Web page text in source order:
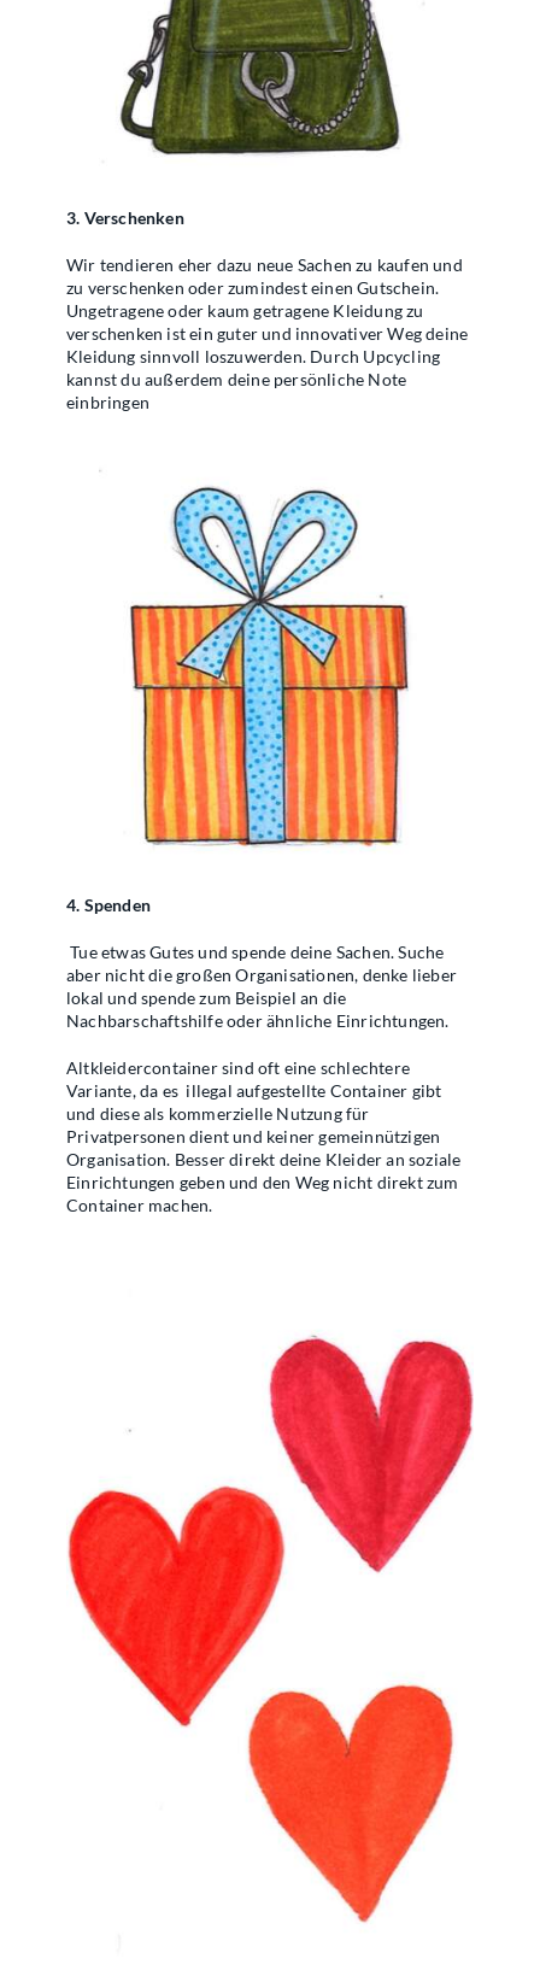
3. Verschenken
Wir tendieren eher dazu neue Sachen zu kaufen und
zu verschenken oder zumindest einen Gutschein.
Ungetragene oder kaum getragene Kleidung zu
verschenken ist ein guter und innovativer Weg deine
Kleidung sinnvoll loszuwerden. Durch Upcycling
kannst du außerdem deine persönliche Note
einbringen
4. Spenden
Tue etwas Gutes und spende deine Sachen. Suche
aber nicht die großen Organisationen, denke lieber
lokal und spende zum Beispiel an die
Nachbarschaftshilfe oder ähnliche Einrichtungen.
Altkleidercontainer sind oft eine schlechtere
Variante, da es illegal aufgestellte Container gibt
und diese als kommerzielle Nutzung für
Privatpersonen dient und keiner gemeinnützigen
Organisation. Besser direkt deine Kleider an soziale
Einrichtungen geben und den Weg nicht direkt zum
Container machen.